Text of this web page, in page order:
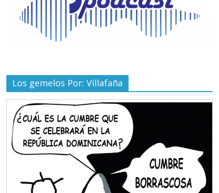
Los gemelos Por: Villafaña